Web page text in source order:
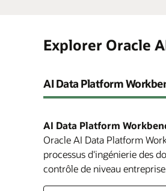
Explorer Oracle
AI Data Platform
AI Data Platform
Oracle AI Data Platform
processus d'ingénierie des
contrôle de niveau